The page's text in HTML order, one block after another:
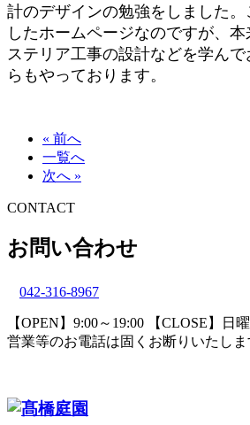
計のデザインの勉強をしました
したホームページなのですが、
ステリア工事の設計などを学ん
らもやっております。
« 前へ
一覧へ
次へ »
CONTACT
お問い合わせ
042-316-8967
【OPEN】9:00～19:00 【CLOSE】日
営業等のお電話は固くお断りいたしま